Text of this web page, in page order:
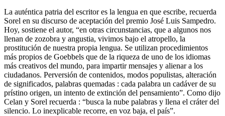
La auténtica patria del escritor es la lengua en que escribe, recuerda
Sorel en su discurso de aceptación del premio José Luis Sampedro.
Hoy, sostiene el autor, “en otras circunstancias, que a algunos nos
llenan de zozobra y angustia, vivimos bajo el atropello, la
prostitución de nuestra propia lengua. Se utilizan procedimientos
más propios de Goebbels que de la riqueza de uno de los idiomas
más creativos del mundo, para impartir mensajes y alienar a los
ciudadanos. Perversión de contenidos, modos populistas, alteración
de significados, palabras quemadas : cada palabra un cadáver de su
prístino origen, un intento de extinción del pensamiento”. Como dijo
Celan y Sorel recuerda : “busca la nube palabras y llena el cráter del
silencio. Lo inexplicable recorre, en voz baja, el país”.